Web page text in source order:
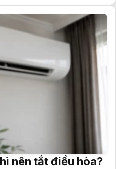
nên tắt điều hòa?